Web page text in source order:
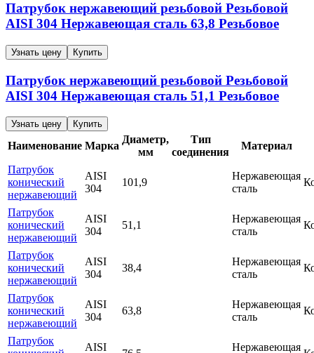
Патрубок нержавеющий резьбовой Резьбовой
AISI 304 Нержавеющая сталь 63,8 Резьбовое
Узнать цену Купить
Патрубок нержавеющий резьбовой Резьбовой
AISI 304 Нержавеющая сталь 51,1 Резьбовое
Узнать цену Купить
Наименование Марка
Диаметр,
мм
Тип
соединения
Материал
Патрубок
конический
нержавеющий
AISI
304
101,9
Нержавеющая
сталь
Патрубок
конический
нержавеющий
AISI
304
51,1
Нержавеющая
сталь
Патрубок
конический
нержавеющий
AISI
304
38,4
Нержавеющая
сталь
Патрубок
конический
нержавеющий
AISI
304
63,8
Нержавеющая
сталь
Патрубок
AISI Нержавеющая